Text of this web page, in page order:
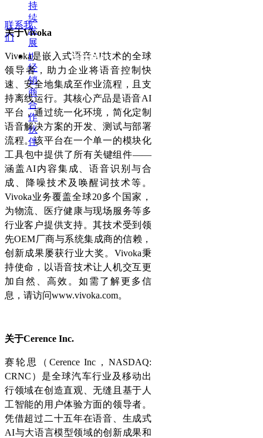
持
续
发
展
ꀂ
经
销
商
合
作
伙
伴
关于Vivoka
Vivoka是嵌入式语音AI技术的全球
领导者，助力企业将语音控制快
速、安全地集成至作业流程，且支
持离线运行。其核心产品是语音AI
平台，通过统一化环境，简化定制
语音解决方案的开发、测试与部署
流程。该平台在一个单一的模块化
工具包中提供了所有关键组件——
涵盖AI内容集成、语音识别与合
成、降噪技术及唤醒词技术等。
Vivoka业务覆盖全球20多个国家，
为物流、医疗健康与现场服务等多
行业客户提供支持。其技术受到领
先OEM厂商与系统集成商的信赖，
创新成果屡获行业大奖。Vivoka秉
持使命，以语音技术让人机交互更
加自然、高效。如需了解更多信
息，请访问www.vivoka.com。
关于Cerence Inc.
赛轮思（Cerence Inc，NASDAQ:
CRNC）是全球汽车行业及移动出
行领域在创造直观、无缝且基于人
工智能的用户体验方面的领导者。
凭借超过二十五年在语音、生成式
AI与大语言模型领域的创新成果和
赛轮思AI微信视频号
联系我
们
关注我们